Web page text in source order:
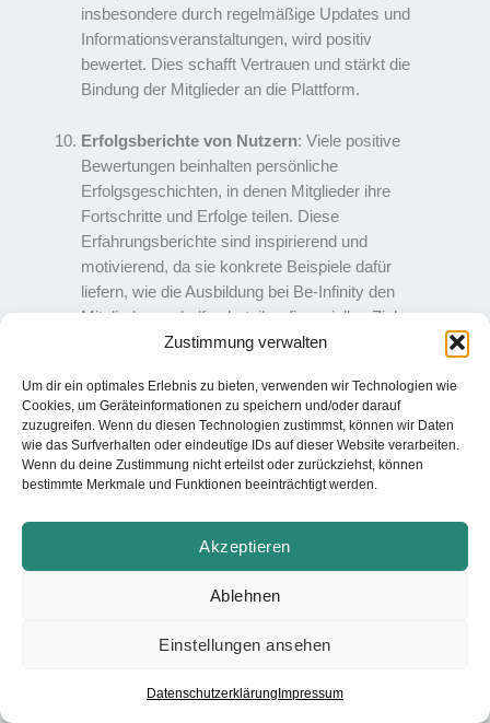
Zustimmung verwalten
Um dir ein optimales Erlebnis zu bieten, verwenden wir Technologien wie
Cookies, um Geräteinformationen zu speichern und/oder darauf
zuzugreifen. Wenn du diesen Technologien zustimmst, können wir Daten
wie das Surfverhalten oder eindeutige IDs auf dieser Website verarbeiten.
Wenn du deine Zustimmung nicht erteilst oder zurückziehst, können
bestimmte Merkmale und Funktionen beeinträchtigt werden.
Akzeptieren
Ablehnen
Einstellungen ansehen
Datenschutzerklärung Impressum
insbesondere durch regelmäßige Updates und
Informationsveranstaltungen, wird positiv
bewertet. Dies schafft Vertrauen und stärkt die
Bindung der Mitglieder an die Plattform.
Erfolgsberichte von Nutzern: Viele positive
Bewertungen beinhalten persönliche
Erfolgsgeschichten, in denen Mitglieder ihre
Fortschritte und Erfolge teilen. Diese
Erfahrungsberichte sind inspirierend und
motivierend, da sie konkrete Beispiele dafür
liefern, wie die Ausbildung bei Be-Infinity den
Mitgliedern geholfen hat, ihre finanziellen Ziele zu